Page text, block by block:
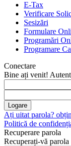
E-Tax
Verificare
Sesizări
Formulare
Programări
Programare
Conectare
Bine ați venit!
Ați uitat parola?
Politică de
Recuperare parola
Recuperați-vă parola